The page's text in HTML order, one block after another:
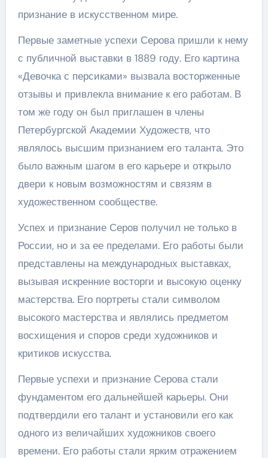
признание в искусственном мире.
Первые заметные успехи Серова пришли к нему
с публичной выставки в 1889 году. Его картина
«Девочка с персиками» вызвала восторженные
отзывы и привлекла внимание к его работам. В
том же году он был приглашен в члены
Петербургской Академии Художеств, что
являлось высшим признанием его таланта. Это
было важным шагом в его карьере и открыло
двери к новым возможностям и связям в
художественном сообществе.
Успех и признание Серов получил не только в
России, но и за ее пределами. Его работы были
представлены на международных выставках,
вызывая искренние восторги и высокую оценку
мастерства. Его портреты стали символом
высокого мастерства и являлись предметом
восхищения и споров среди художников и
критиков искусства.
Первые успехи и признание Серова стали
фундаментом его дальнейшей карьеры. Они
подтвердили его талант и установили его как
одного из величайших художников своего
времени. Его работы стали ярким отражением